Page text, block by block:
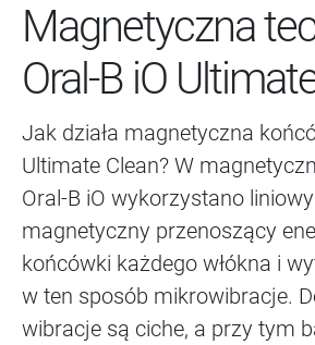
Magnetyczna
Oral-B iO
Jak działa magnetyczna
Ultimate Clean? W
Oral-B iO wykorzystano
magnetyczny przenoszący
końcówki każdego włókna i
w ten sposób mikrowibracje.
wibracje są ciche, a przy tym